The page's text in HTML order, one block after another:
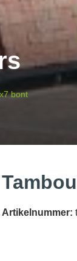
bont
Artikelnummer: